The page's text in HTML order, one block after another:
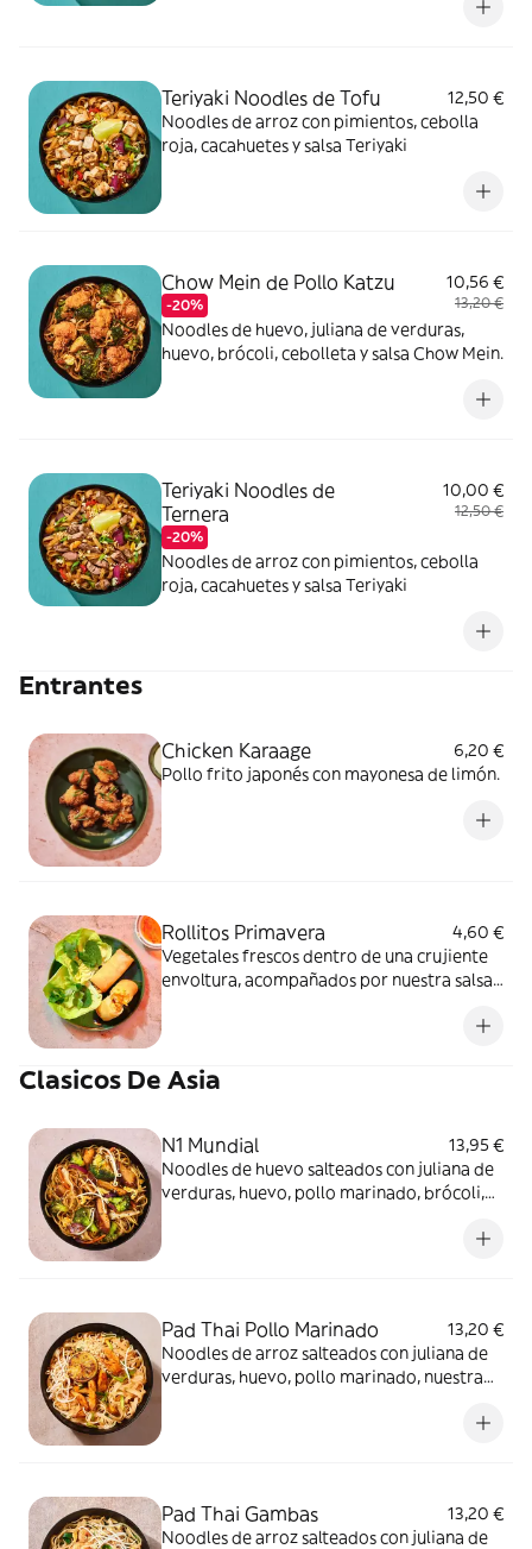
Teriyaki Noodles de Tofu
12,50 €
Noodles de arroz con pimientos, cebolla
roja, cacahuetes y salsa Teriyaki
Chow Mein de Pollo Katzu
-20%
10,56 €
13,20 €
Noodles de huevo, juliana de verduras,
huevo, brócoli, cebolleta y salsa Chow Mein.
Teriyaki Noodles de
Ternera
-20%
10,00 €
12,50 €
Noodles de arroz con pimientos, cebolla
roja, cacahuetes y salsa Teriyaki
Entrantes
Chicken Karaage
6,20 €
Pollo frito japonés con mayonesa de limón.
Rollitos Primavera
4,60 €
Vegetales frescos dentro de una crujiente
envoltura, acompañados por nuestra salsa
Clasicos De Asia
N1 Mundial
13,95 €
Noodles de huevo salteados con juliana de
verduras, huevo, pollo marinado, brócoli,
Pad Thai Pollo Marinado
13,20 €
Noodles de arroz salteados con juliana de
verduras, huevo, pollo marinado, nuestra
Pad Thai Gambas
13,20 €
Noodles de arroz salteados con juliana de